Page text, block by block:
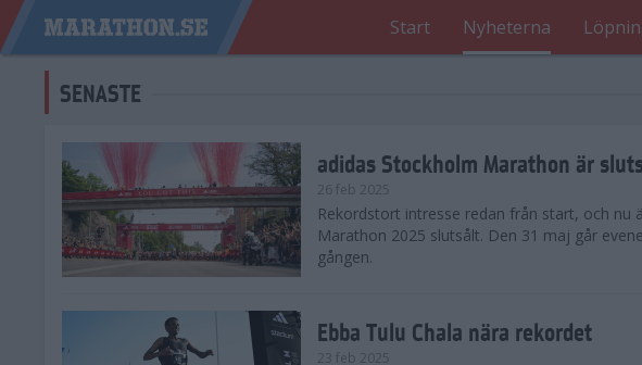
Start Nyheterna
SENASTE
adidas Stockholm Marathon är
26 feb 2025
Rekordstort intresse redan från start, och nu
Marathon 2025 slutsålt. Den 31 maj går
gången.
Ebba Tulu Chala nära rekordet
23 feb 2025